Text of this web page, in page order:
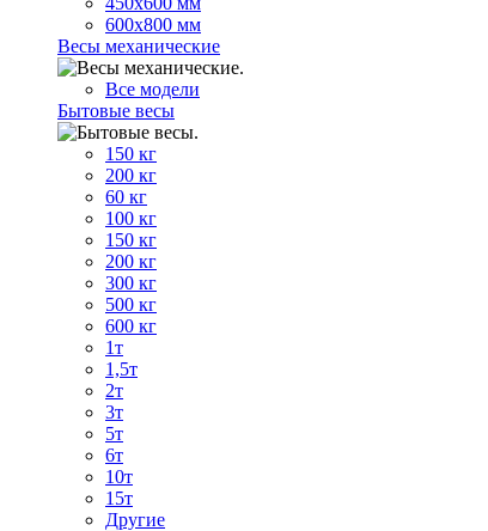
600х800 мм
Весы механические
Все модели
Бытовые весы
150 кг
200 кг
60 кг
100 кг
150 кг
200 кг
300 кг
500 кг
600 кг
1т
1,5т
2т
3т
5т
6т
10т
15т
Другие